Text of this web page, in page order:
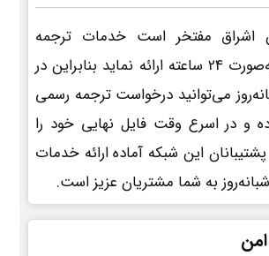
اشراق مفتخر است خدمات ترجمه
رسمی خود را به‌صورت 24 ساعته ارائه نماید بنابراین در
می‌توانید درخواست ترجمه رسمی
و در اسرع وقت فایل نهایی خود را
این شبکه آماده ارائه خدمات
به شما مشتریان عزیز است.